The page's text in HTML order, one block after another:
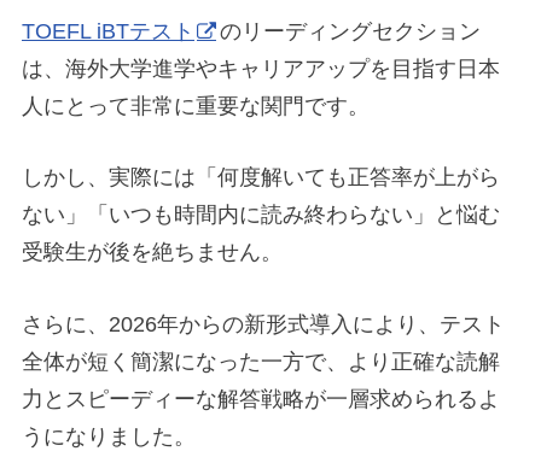
TOEFL iBTテスト
のリーディングセクション
は、海外大学進学やキャリアアップを目指す日本
人にとって非常に重要な関門です。
しかし、実際には「何度解いても正答率が上がら
ない」「いつも時間内に読み終わらない」と悩む
受験生が後を絶ちません。
さらに、2026年からの新形式導入により、テスト
全体が短く簡潔になった一方で、より正確な読解
力とスピーディーな解答戦略が一層求められるよ
うになりました。